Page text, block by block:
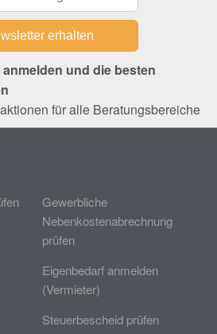
und die besten
für alle Beratungsbereiche
Gewerbliche
Nebenkostenabrechnung
prüfen
Eigenbedarf anmelden
(Vermieter)
Steuerbescheid prüfen